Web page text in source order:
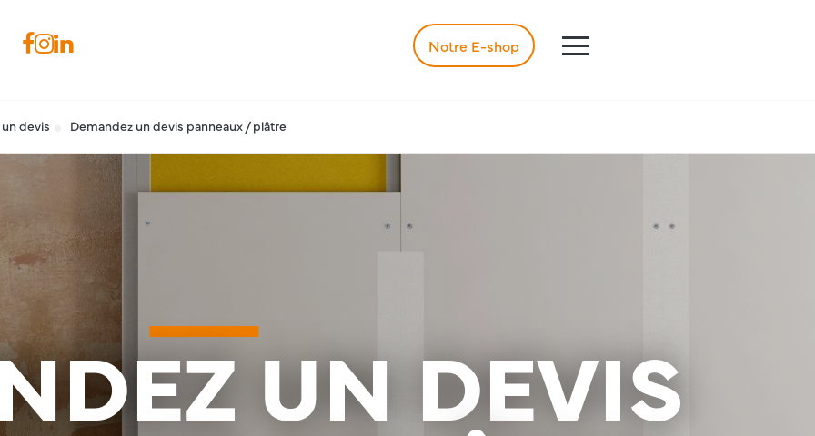
Notre E-shop
devis Demandez un devis panneaux / plâtre
UN DEVIS